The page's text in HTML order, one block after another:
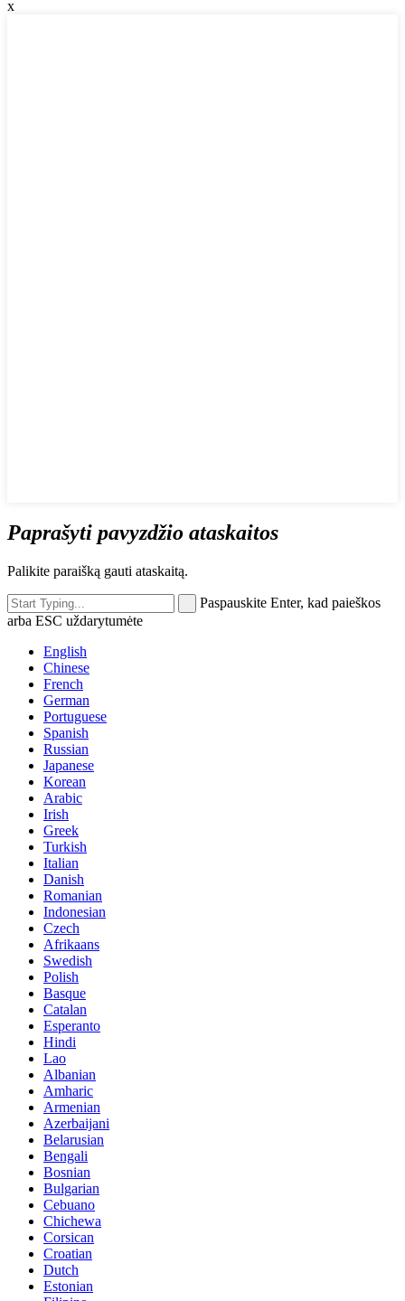
x
Paprašyti pavyzdžio ataskaitos
Palikite paraišką gauti ataskaitą.
Paspauskite Enter, kad paieškos
arba ESC uždarytumėte
English
Chinese
French
German
Portuguese
Spanish
Russian
Japanese
Korean
Arabic
Irish
Greek
Turkish
Italian
Danish
Romanian
Indonesian
Czech
Afrikaans
Swedish
Polish
Basque
Catalan
Esperanto
Hindi
Lao
Albanian
Amharic
Armenian
Azerbaijani
Belarusian
Bengali
Bosnian
Bulgarian
Cebuano
Chichewa
Corsican
Croatian
Dutch
Estonian